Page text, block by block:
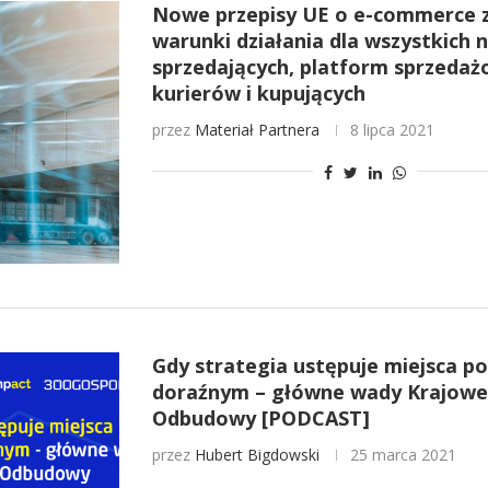
Nowe przepisy UE o e-commerce
warunki działania dla wszystkich
sprzedających, platform
kurierów i kupujących
przez Materiał Partnera 8 lipca 2021
Gdy strategia ustępuje miejsca
doraźnym – główne wady
Odbudowy [PODCAST]
przez Hubert Bigdowski 25 marca 2021